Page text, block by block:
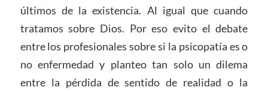
últimos de la existencia. Al igual que cuando
tratamos sobre Dios. Por eso evito el debate
entre los profesionales sobre si la psicopatía es o
no enfermedad y planteo tan solo un dilema
entre la pérdida de sentido de realidad o la